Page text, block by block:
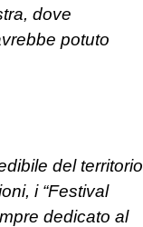
dove
potuto
del territorio
i “Festival
dedicato al